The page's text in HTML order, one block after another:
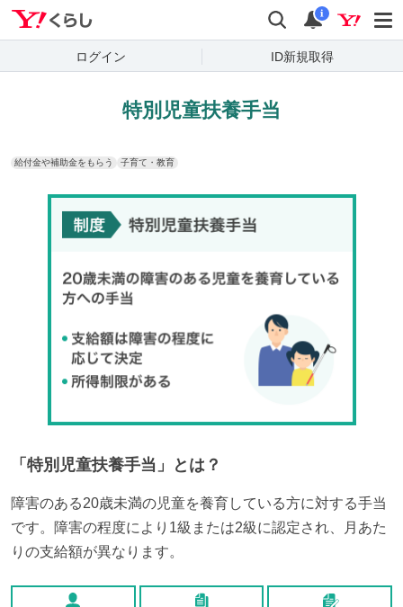
検索 通知
i
ログイン ID新規取得
特別児童扶養手当
給付金や補助金をもらう 子育て・教育
「 特別児童扶養手当 」とは？
障害のある20歳未満の児童を養育している方に対する手当
です。障害の程度により1級または2級に認定され、月あた
りの支給額が異なります。